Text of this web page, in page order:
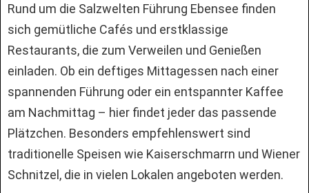
Rund um die Salzwelten Führung Ebensee finden
sich gemütliche Cafés und erstklassige
Restaurants, die zum Verweilen und Genießen
einladen. Ob ein deftiges Mittagessen nach einer
spannenden Führung oder ein entspannter Kaffee
am Nachmittag – hier findet jeder das passende
Plätzchen. Besonders empfehlenswert sind
traditionelle Speisen wie Kaiserschmarrn und Wiener
Schnitzel, die in vielen Lokalen angeboten werden.